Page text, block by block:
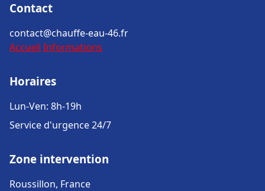
Contact
contact@chauffe-eau-46.fr
Accueil Informations
Horaires
Lun-Ven: 8h-19h
Service d'urgence 24/7
Zone intervention
Roussillon, France